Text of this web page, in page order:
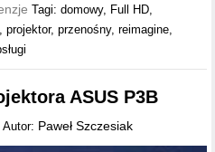
Tagi:domowy, Full HD
,projektor,przenośny,reimagine
ASUS P3B
Autor: Paweł Szczesiak